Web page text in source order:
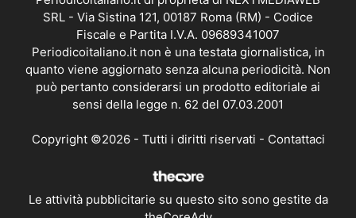
SRL - Via Sistina 121, 00187 Roma (RM) - Codice
Fiscale e Partita I.V.A. 09689341007
Periodicoitaliano.it non è una testata giornalistica, in
quanto viene aggiornato senza alcuna periodicità. Non
può pertanto considerarsi un prodotto editoriale ai
sensi della legge n. 62 del 07.03.2001
Copyright ©2026 - Tutti i diritti riservati - Contattaci
Le attività pubblicitarie su questo sito sono gestite da
theCoreAdv